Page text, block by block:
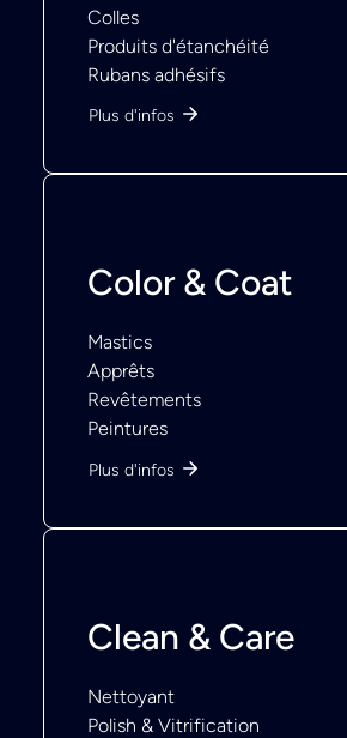
Colles
Produits d'étanchéité
Rubans adhésifs
Plus d'infos
Color & Coat
Mastics
Apprêts
Revêtements
Peintures
Plus d'infos
Clean & Care
Nettoyant
Polish & Vitrification